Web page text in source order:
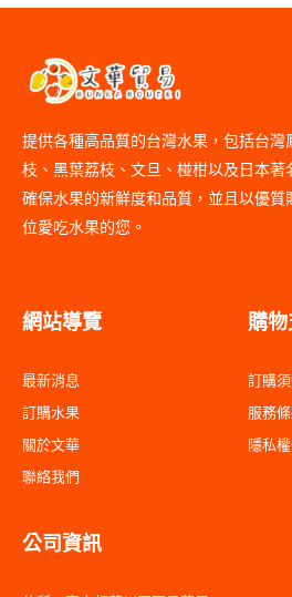
提供各種高品質的台灣水果，包括台
枝、黑葉荔枝、文旦、椪柑以及日本著
確保水果的新鮮度和品質，並且以優
位愛吃水果的您。
網站導覽
最新消息
訂購水果
關於文華
聯絡我們
購
訂購須
服務
隱私
公司資訊